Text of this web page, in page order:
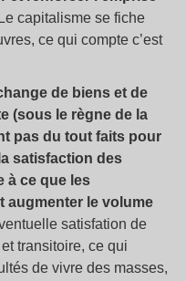
Le capitalisme se fiche
ce qui compte c’est
de biens et de
(sous le règne de la
pas du tout faits pour
satisfaction des
à ce que les
augmenter le volume
satisfation de
transitoire, ce qui
de vivre des masses,